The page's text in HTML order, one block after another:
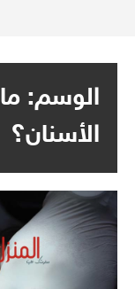
الوسم:
الأسنان؟